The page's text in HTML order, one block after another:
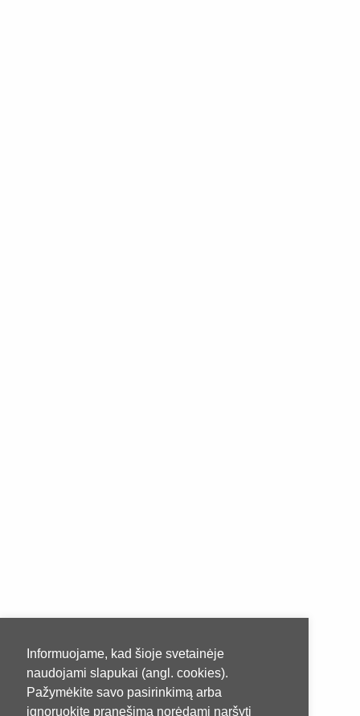
Informuojame, kad šioje svetainėje
naudojami slapukai (angl. cookies).
Pažymėkite savo pasirinkimą arba
ignoruokite pranešimą norėdami naršyti